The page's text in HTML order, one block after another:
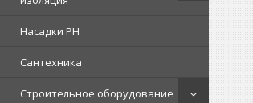
Насадки PH
Сантехника
Строительное оборудование